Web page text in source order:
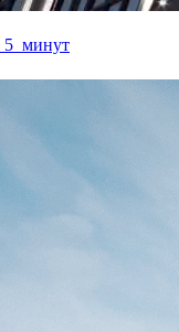
5 минут